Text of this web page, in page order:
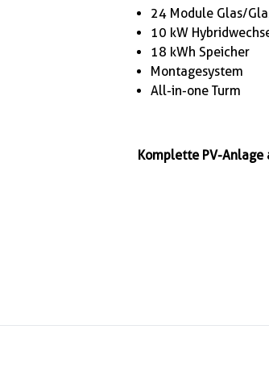
24 Module Glas/
10 kW
18 kWh Speicher
Montagesystem
All-in-one Turm
Komplette PV-